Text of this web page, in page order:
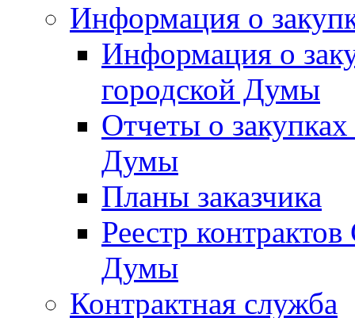
Информация о
Информация о
городской Думы
Отчеты о
Думы
Планы заказчика
Реестр
Думы
Контрактная служба